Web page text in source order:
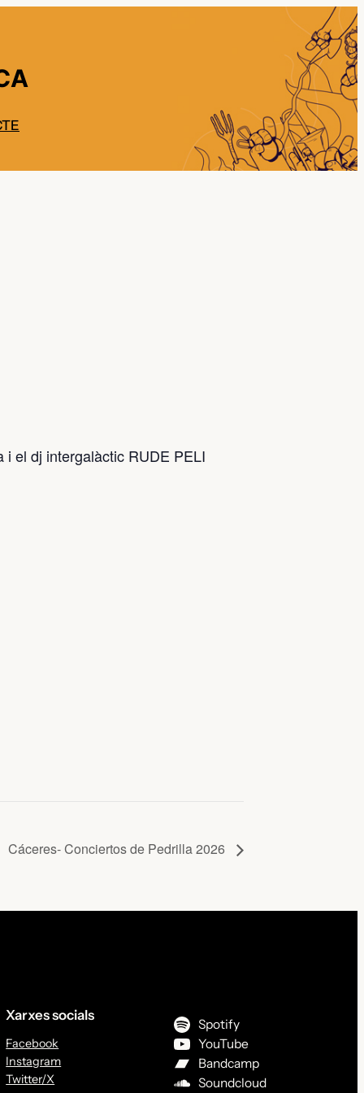
el dj intergalàctic RUDE PELI
Cáceres- Conciertos de Pedrilla 2026
Xarxes socials
Facebook
Instagram
Twitter/X
Spotify
YouTube
Bandcamp
Soundcloud